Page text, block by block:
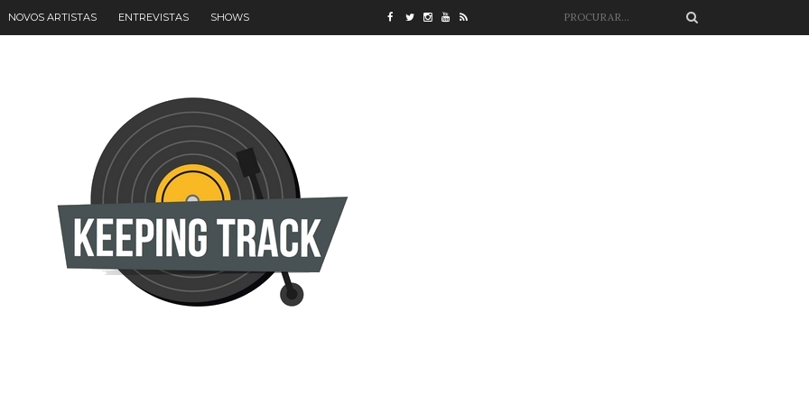
NOVOS ARTISTAS ENTREVISTAS SHOWS